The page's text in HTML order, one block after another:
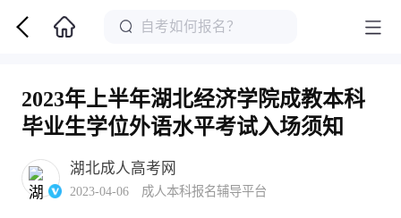
2023年上半年湖北经济学院成教本科
毕业生学位外语水平考试入场须知
湖北成人高考网
2023-04-06 成人本科报名辅导平台